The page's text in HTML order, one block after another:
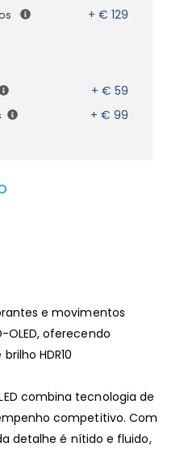
+ € 129
+ € 59
+ € 99
e movimentos
OLED, oferecendo
HDR10
combina tecnologia de
competitivo. Com
detalhe é nítido e fluido,